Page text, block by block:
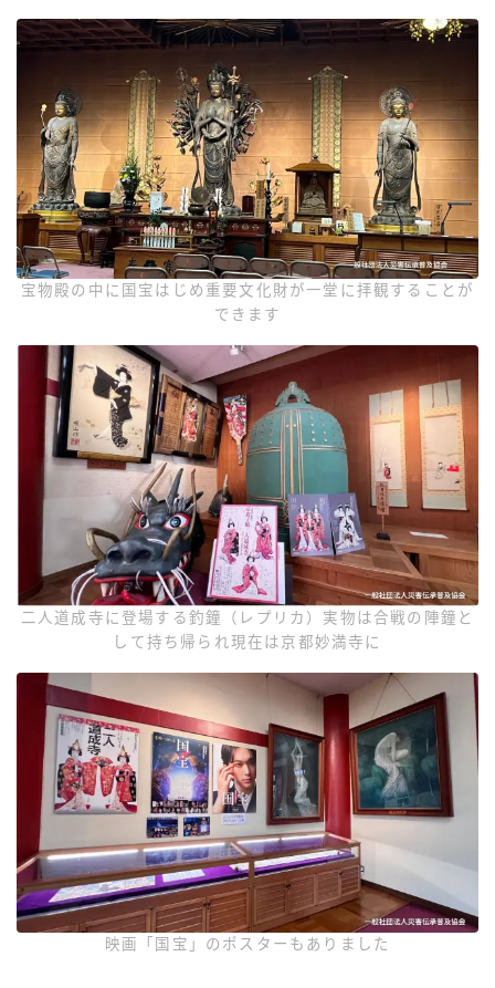
宝物殿の中に国宝はじめ重要文化財が一堂に拝観することが
できます
二人道成寺に登場する釣鐘（レプリカ）実物は合戦の陣鐘と
して持ち帰られ現在は京都妙満寺に
映画「国宝」のポスターもありました